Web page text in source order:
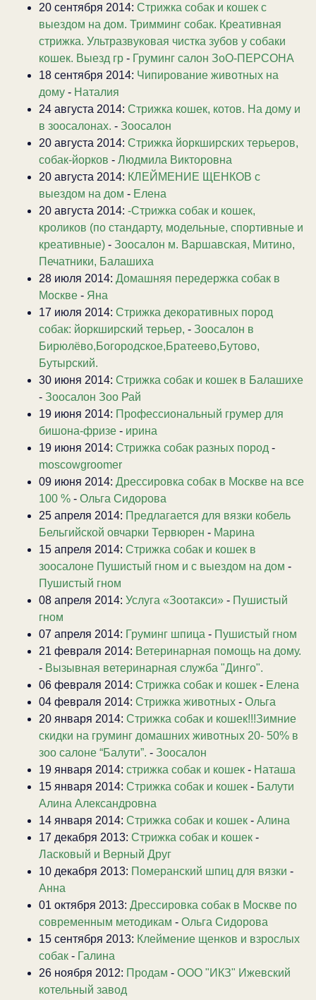
20 сентября 2014: Стрижка собак и кошек с
выездом на дом. Тримминг собак. Креативная
стрижка. Ультразвуковая чистка зубов у собаки
кошек. Выезд гр - Груминг салон ЗоО-ПЕРСОНА
18 сентября 2014: Чипирование животных на
дому - Наталия
24 августа 2014: Стрижка кошек, котов. На дому и
в зоосалонах. - Зоосалон
20 августа 2014: Стрижка йоркширских терьеров,
собак-йорков - Людмила Викторовна
20 августа 2014: КЛЕЙМЕНИЕ ЩЕНКОВ с
выездом на дом - Елена
20 августа 2014: -Стрижка собак и кошек,
кроликов (по стандарту, модельные, спортивные и
креативные) - Зоосалон м. Варшавская, Митино,
Печатники, Балашиха
28 июля 2014: Домашняя передержка собак в
Москве - Яна
17 июля 2014: Стрижка декоративных пород
собак: йоркширский терьер, - Зоосалон в
Бирюлёво,Богородское,Братеево,Бутово,
Бутырский.
30 июня 2014: Стрижка собак и кошек в Балашихе
- Зоосалон Зоо Рай
19 июня 2014: Профессиональный грумер для
бишона-фризе - ирина
19 июня 2014: Стрижка собак разных пород -
moscowgroomer
09 июня 2014: Дрессировка собак в Москве на все
100 % - Ольга Сидорова
25 апреля 2014: Предлагается для вязки кобель
Бельгийской овчарки Тервюрен - Марина
15 апреля 2014: Стрижка собак и кошек в
зоосалоне Пушистый гном и с выездом на дом -
Пушистый гном
08 апреля 2014: Услуга «Зоотакси» - Пушистый
гном
07 апреля 2014: Груминг шпица - Пушистый гном
21 февраля 2014: Ветеринарная помощь на дому.
- Вызывная ветеринарная служба "Динго".
06 февраля 2014: Стрижка собак и кошек - Елена
04 февраля 2014: Стрижка животных - Ольга
20 января 2014: Стрижка собак и кошек!!!Зимние
скидки на груминг домашних животных 20- 50% в
зоо салоне “Балути”. - Зоосалон
19 января 2014: стрижка собак и кошек - Наташа
15 января 2014: Стрижка собак и кошек - Балути
Алина Александровна
14 января 2014: Стрижка собак и кошек - Алина
17 декабря 2013: Стрижка собак и кошек -
Ласковый и Верный Друг
10 декабря 2013: Померанский шпиц для вязки -
Анна
01 октября 2013: Дрессировка собак в Москве по
современным методикам - Ольга Сидорова
15 сентября 2013: Клеймение щенков и взрослых
собак - Галина
26 ноября 2012: Продам - ООО "ИКЗ" Ижевский
котельный завод